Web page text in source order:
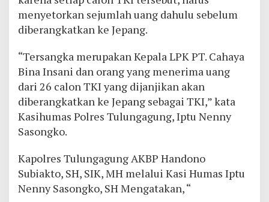
menyetorkan sejumlah uang dahulu sebelum
diberangkatkan ke Jepang.
“Tersangka merupakan Kepala LPK PT. Cahaya
Bina Insani dan orang yang menerima uang
dari 26 calon TKI yang dijanjikan akan
diberangkatkan ke Jepang sebagai TKI,” kata
Kasihumas Polres Tulungagung, Iptu Nenny
Sasongko.
Kapolres Tulungagung AKBP Handono
Subiakto, SH, SIK, MH melalui Kasi Humas Iptu
Nenny Sasongko, SH Mengatakan, “